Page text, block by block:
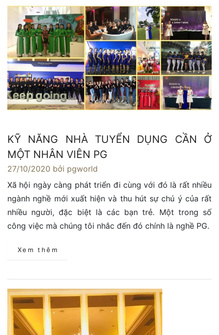
KỸ NĂNG NHÀ TUYỂN DỤNG CẦN Ở
MỘT NHÂN VIÊN PG
27/10/2020 bởi pgworld
Xã hội ngày càng phát triển đi cùng với đó là rất nhiều
ngành nghề mới xuất hiện và thu hút sự chú ý của rất
nhiều người, đặc biệt là các bạn trẻ. Một trong số
công việc mà chúng tôi nhắc đến đó chính là nghề PG.
Xem thêm